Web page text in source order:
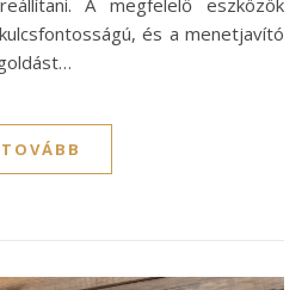
A megfelelő eszközök
és a menetjavító
TOVÁBB